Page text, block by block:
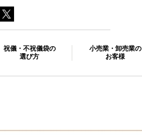
祝儀・不祝儀袋の
選び方
小売業・卸売業の
お客様